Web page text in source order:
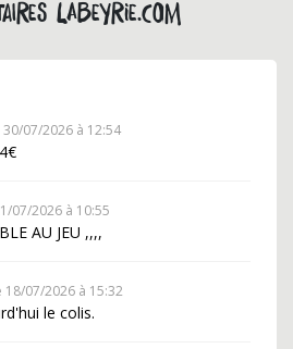
labeyrie.com
30/07/2026 à 12:54
07/2026 à 10:55
AU JEU ,,,,
18/07/2026 à 15:32
le colis.